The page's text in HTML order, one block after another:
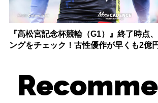
『高松宮記念杯競輪（G1）』終了時点
ングをチェック！古性優作が早くも2億